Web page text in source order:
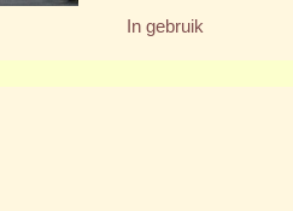
In gebruik